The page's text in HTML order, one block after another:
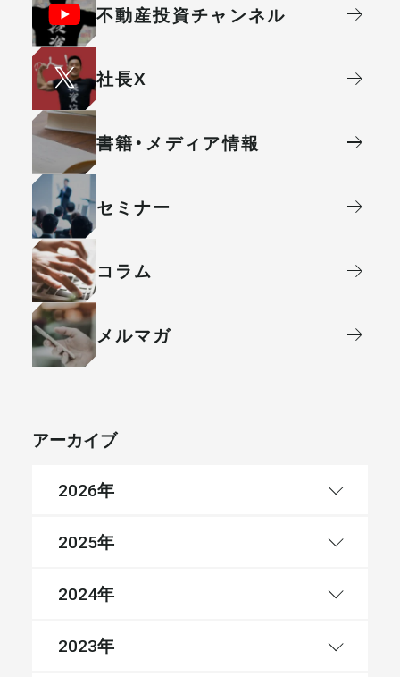
不動産投資チャンネル
社⻑X
書籍・メディア情報
セミナー
コラム
メルマガ
アーカイブ
2026年
2025年
2024年
2023年